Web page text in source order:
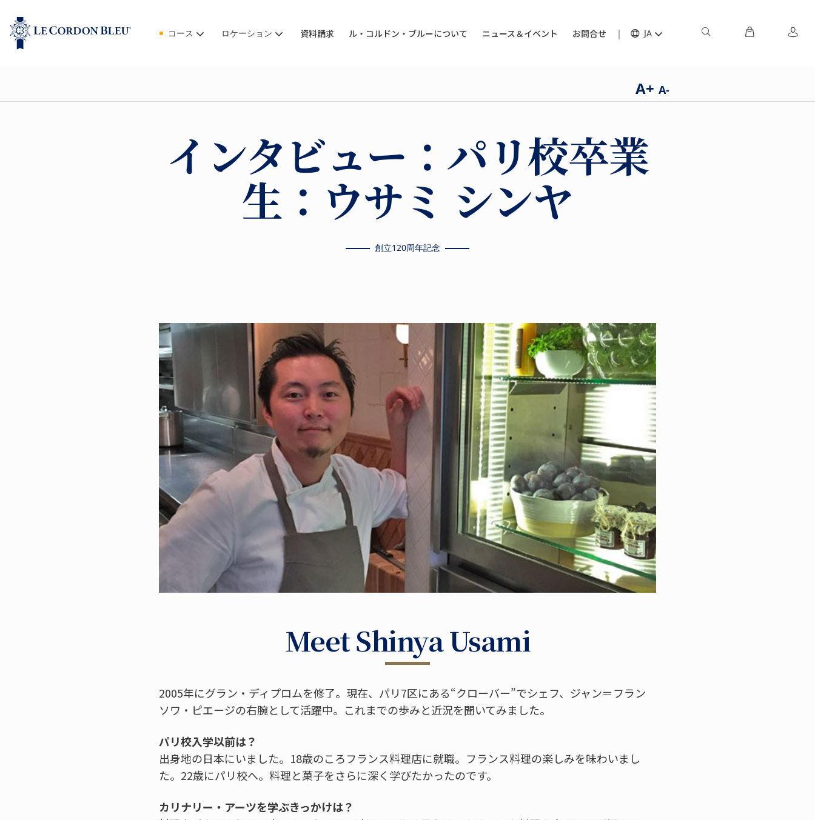
コース ロケーション 資料請求 ル・コルドン・ブルーについて ニュース＆イベント お問合せ JA
A+ A-
インタビュー：パリ校卒業
生：ウサミ シンヤ
創立120周年記念
Meet Shinya Usami
2005年にグラン・ディプロムを修了。現在、パリ7区にある“クローバー”でシェフ、ジャン＝フラン
ソワ・ピエージの右腕として活躍中。これまでの歩みと近況を聞いてみました。
パリ校入学以前は？
出身地の日本にいました。18歳のころフランス料理店に就職。フランス料理の楽しみを味わいまし
た。22歳にパリ校へ。料理と菓子をさらに深く学びたかったのです。
カリナリー・アーツを学ぶきっかけは？